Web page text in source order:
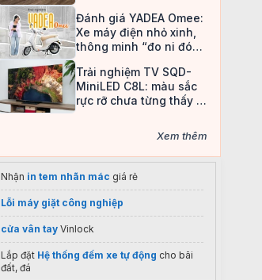
Đánh giá YADEA Omee:
Xe máy điện nhỏ xinh,
thông minh “đo ni đóng
Trải nghiệm TV SQD-
MiniLED C8L: màu sắc
rực rỡ chưa từng thấy ở
Xem thêm
Nhận in tem nhãn mác giá rẻ
Lỗi máy giặt công nghiệp
cửa vân tay Vinlock
Lắp đặt Hệ thống đếm xe tự động cho bãi
đất, đá